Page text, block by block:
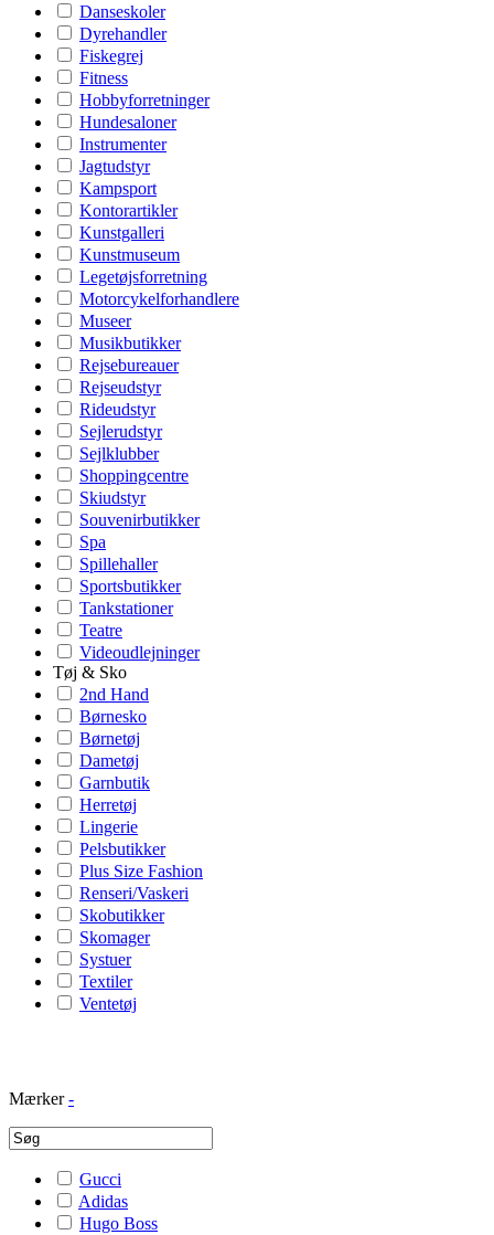
Danseskoler
Dyrehandler
Fiskegrej
Fitness
Hobbyforretninger
Hundesaloner
Instrumenter
Jagtudstyr
Kampsport
Kontorartikler
Kunstgalleri
Kunstmuseum
Legetøjsforretning
Motorcykelforhandlere
Museer
Musikbutikker
Rejsebureauer
Rejseudstyr
Rideudstyr
Sejlerudstyr
Sejlklubber
Shoppingcentre
Skiudstyr
Souvenirbutikker
Spa
Spillehaller
Sportsbutikker
Tankstationer
Teatre
Videoudlejninger
Tøj & Sko
2nd Hand
Børnesko
Børnetøj
Dametøj
Garnbutik
Herretøj
Lingerie
Pelsbutikker
Plus Size Fashion
Renseri/Vaskeri
Skobutikker
Skomager
Systuer
Textiler
Ventetøj
Mærker -
Gucci
Adidas
Hugo Boss